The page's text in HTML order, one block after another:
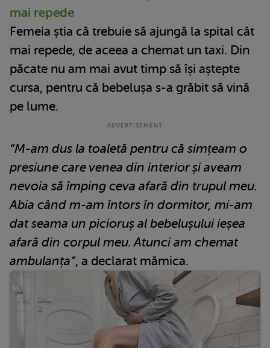
mai repede
Femeia știa că trebuie să ajungă la spital cât
mai repede, de aceea a chemat un taxi. Din
păcate nu am mai avut timp să își aștepte
cursa, pentru că bebelușa s-a grăbit să vină
pe lume.
“M-am dus la toaletă pentru că simțeam o
presiune care venea din interior și aveam
nevoia să împing ceva afară din trupul meu.
Abia când m-am întors în dormitor, mi-am
dat seama un picioruș al bebelușului ieșea
afară din corpul meu. Atunci am chemat
ambulanța“, a declarat mămica.